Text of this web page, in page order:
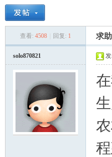
› › ›
查看: 4508 回复: 1 求
solo870821